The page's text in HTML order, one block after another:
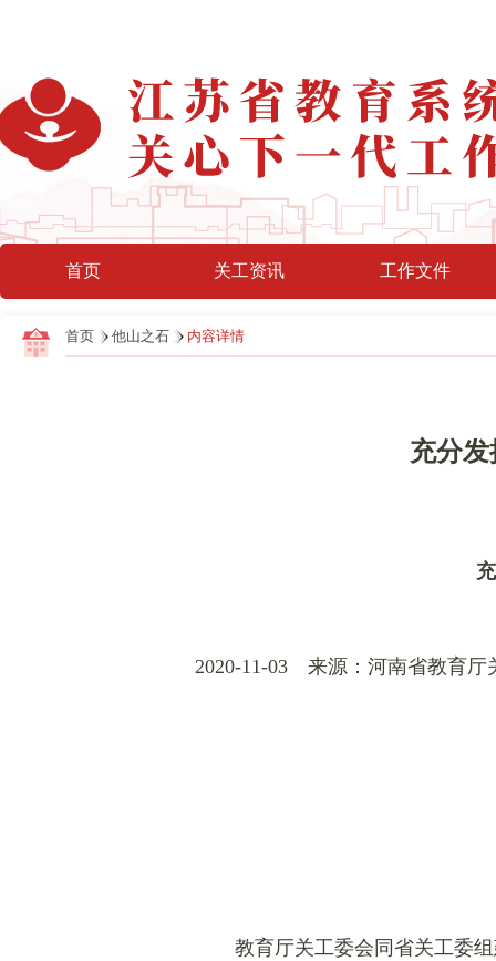
首页 关工资讯 工作文件
首页 他山之石 内容详情
充分
2020-11-03 来源：河南省教育厅
教育厅关工委会同省关工委组